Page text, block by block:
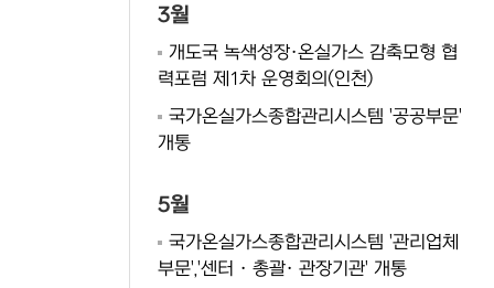
3월
개도국 녹색성장·온실가스 감축모형 협
력포럼 제1차 운영회의(인천)
국가온실가스종합관리시스템 '공공부문'
개통
5월
국가온실가스종합관리시스템 '관리업체
부문','센터 · 총괄· 관장기관' 개통